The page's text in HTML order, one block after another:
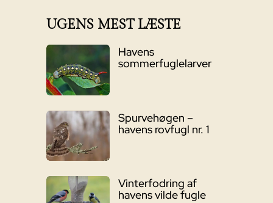
UGENS MEST LÆSTE
Havens
sommerfuglelarver
Spurvehøgen –
havens rovfugl nr. 1
Vinterfodring af
havens vilde fugle